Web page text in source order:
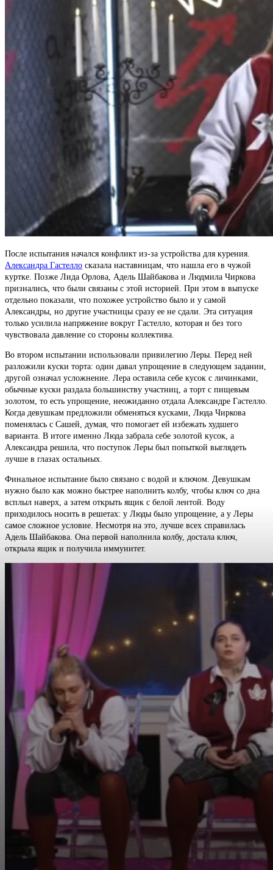
После испытания начался конфликт из-за устройства для курения.
Александра Гастелло сказала наставницам, что нашла его в чужой
куртке. Позже Лида Орлова, Адель Шайбакова и Людмила Чиркова
признались, что были связаны с этой историей. При этом в выпуске
отдельно показали, что похожее устройство было и у самой
Александры, но другие участницы сразу ее не сдали. Эта ситуация
только усилила напряжение вокруг Гастелло, которая и без того
чувствовала давление со стороны коллектива.
Во втором испытании использовали привилегию Леры. Перед ней
разложили куски торта: один давал упрощение в следующем задании,
другой означал усложнение. Лера оставила себе кусок с личинками,
обычные куски раздала большинству участниц, а торт с пищевым
золотом, то есть упрощение, неожиданно отдала Александре Гастелло.
Когда девушкам предложили обменяться кусками, Люда Чиркова
поменялась с Сашей, думая, что помогает ей избежать худшего
варианта. В итоге именно Люда забрала себе золотой кусок, а
Александра решила, что поступок Леры был попыткой выглядеть
лучше в глазах остальных.
Финальное испытание было связано с водой и ключом. Девушкам
нужно было как можно быстрее наполнить колбу, чтобы ключ со дна
всплыл наверх, а затем открыть ящик с белой лентой. Воду
приходилось носить в решетах: у Люды было упрощение, а у Леры
самое сложное условие. Несмотря на это, лучше всех справилась
Адель Шайбакова. Она первой наполнила колбу, достала ключ,
открыла ящик и получила иммунитет.